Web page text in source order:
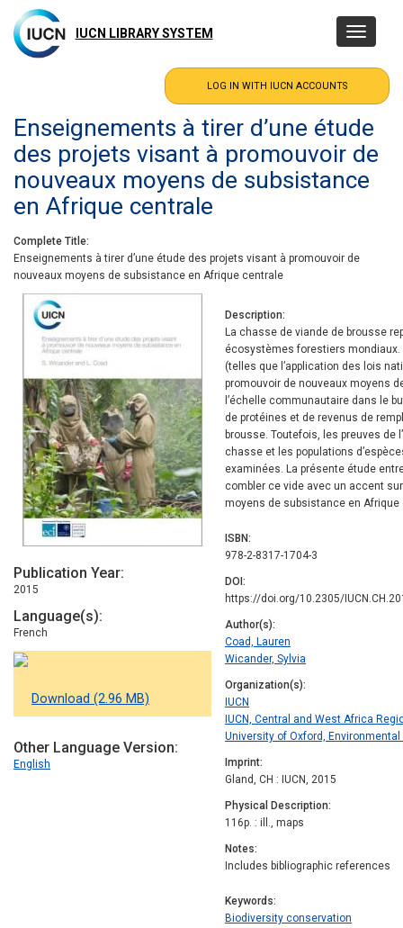
main
content
IUCN LIBRARY SYSTEM
Toggle
Enseignements à tirer d’une étude
des projets visant à promouvoir de
nouveaux moyens de subsistance
en Afrique centrale
Complete Title
Enseignements à tirer d’une étude des projets visant à promouvoir de
nouveaux moyens de subsistance en Afrique centrale
Publication Year
2015
Language(s)
French
Download (2.96 MB)
Other Language Version
English
Description
La chasse de viande de brousse
écosystèmes forestiers mondiaux.
(telles que l’application des lois
promouvoir de nouveaux moyens
l’échelle communautaire dans le
de protéines et de revenus de
brousse. Toutefois, les preuves de
chasse et les populations
examinées. La présente étude
combler ce vide avec un accent
moyens de subsistance en Afrique
ISBN
978-2-8317-1704-3
DOI
https://doi.org/10.2305/
Author(s)
Coad, Lauren
Wicander, Sylvia
Organization(s)
IUCN
IUCN, Central and West Africa
University of Oxford,
Imprint
Gland, CH : IUCN, 2015
Physical Description
116p. : ill., maps
Notes
Includes bibliographic references
Keywords
Biodiversity conservation